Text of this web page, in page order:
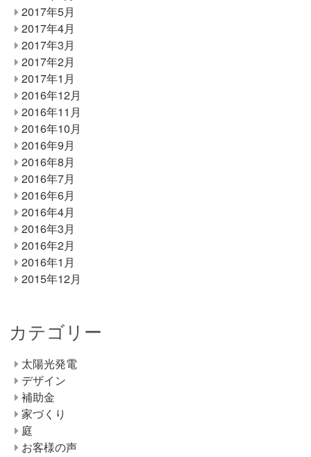
2017年5月
2017年4月
2017年3月
2017年2月
2017年1月
2016年12月
2016年11月
2016年10月
2016年9月
2016年8月
2016年7月
2016年6月
2016年4月
2016年3月
2016年2月
2016年1月
2015年12月
カテゴリー
太陽光発電
デザイン
補助金
家づくり
庭
お客様の声